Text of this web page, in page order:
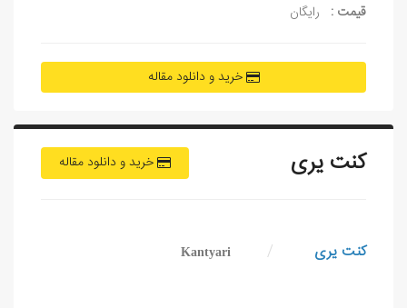
قیمت : رایگان
خرید و دانلود مقاله
خرید و دانلود مقاله کنت یری
کنت‌ یری /
Kantyari